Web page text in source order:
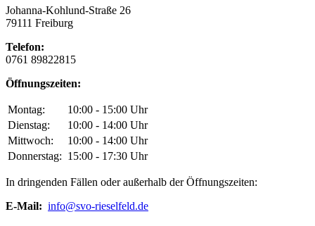
Johanna-Kohlund-Straße 26
79111 Freiburg
Telefon:
0761 89822815
Öffnungszeiten:
Montag:
10:00 - 15:00 Uhr
Dienstag:
10:00 - 14:00 Uhr
Mittwoch:
10:00 - 14:00 Uhr
Donnerstag: 15:00 - 17:30 Uhr
In dringenden Fällen oder außerhalb der Öffnungszeiten:
E-Mail: info@svo-rieselfeld.de